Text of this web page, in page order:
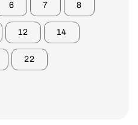
6 7 8
12 14
22